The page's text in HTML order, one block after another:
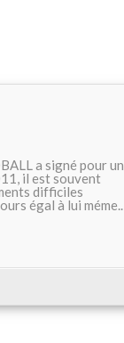
a signé pour un
il est souvent
difficiles
égal à lui méme..